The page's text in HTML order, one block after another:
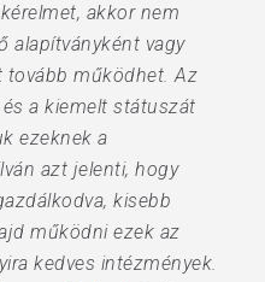
akkor nem
alapítványként vagy
tovább működhet. Az
a kiemelt státuszát
ezeknek a
azt jelenti, hogy
kisebb
működni ezek az
kedves intézmények.